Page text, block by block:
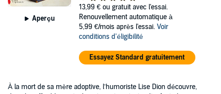
Aperçu
13,99 € ou gratuit avec l'essai.
Renouvellement automatique à
5,99 €/mois après l'essai. Voir
conditions d'éligibilité
Essayez Standard gratuitement
À la mort de sa mère adoptive, l’humoriste Lise Dion découvre,